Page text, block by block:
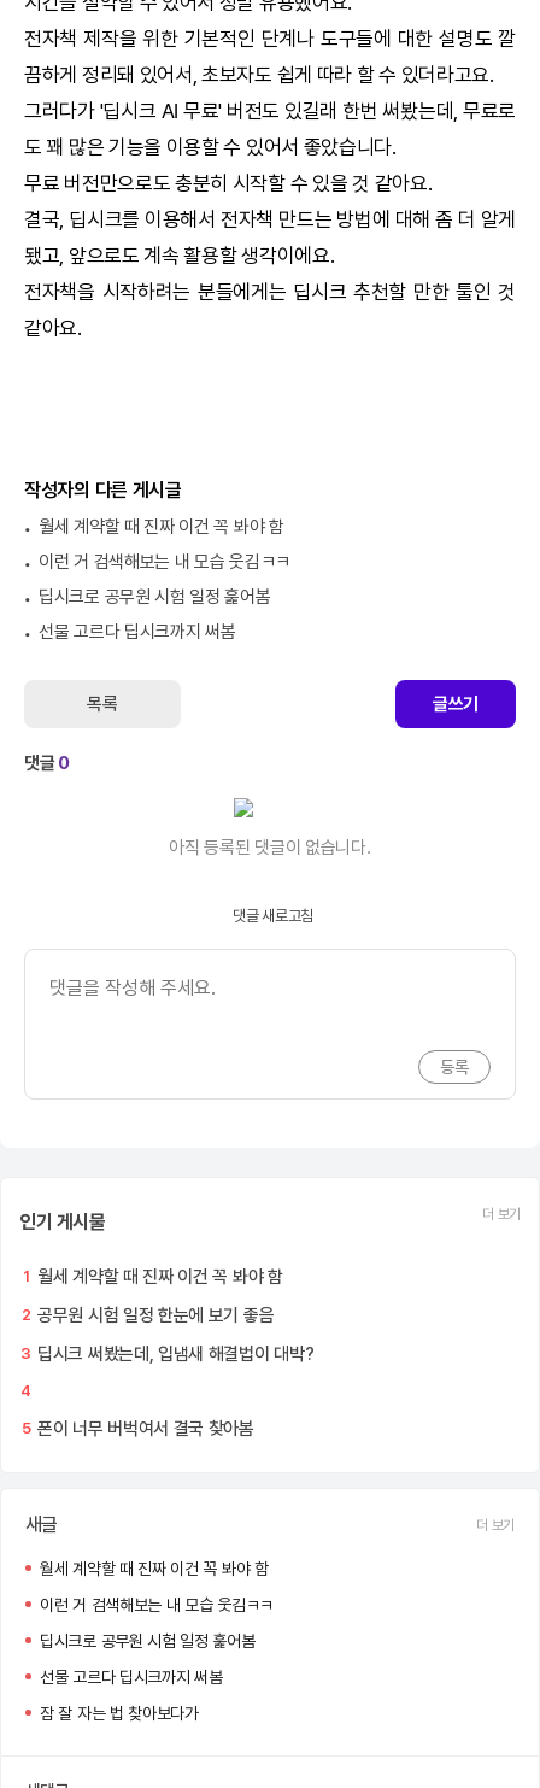
전자책 제작을 위한 기본적인 단계나 도구들에 대한 설명도 깔
끔하게 정리돼 있어서, 초보자도 쉽게 따라 할 수 있더라고요.
그러다가 '딥시크 AI 무료' 버전도 있길래 한번 써봤는데, 무료로
도 꽤 많은 기능을 이용할 수 있어서 좋았습니다.
무료 버전만으로도 충분히 시작할 수 있을 것 같아요.
결국, 딥시크를 이용해서 전자책 만드는 방법에 대해 좀 더 알게
됐고, 앞으로도 계속 활용할 생각이에요.
전자책을 시작하려는 분들에게는 딥시크 추천할 만한 툴인 것
같아요.
작성자의 다른 게시글
월세 계약할 때 진짜 이건 꼭 봐야 함
이런 거 검색해보는 내 모습 웃김ㅋㅋ
딥시크로 공무원 시험 일정 훑어봄
선물 고르다 딥시크까지 써봄
목록 글쓰기
댓글0
아직 등록된 댓글이 없습니다.
댓글 새로고침
인기 게시물 더 보기
1 월세 계약할 때 진짜 이건 꼭 봐야 함
2 공무원 시험 일정 한눈에 보기 좋음
3 딥시크 써봤는데, 입냄새 해결법이 대박?
4
5 폰이 너무 버벅여서 결국 찾아봄
새글 더 보기
월세 계약할 때 진짜 이건 꼭 봐야 함
이런 거 검색해보는 내 모습 웃김ㅋㅋ
딥시크로 공무원 시험 일정 훑어봄
선물 고르다 딥시크까지 써봄
잠 잘 자는 법 찾아보다가